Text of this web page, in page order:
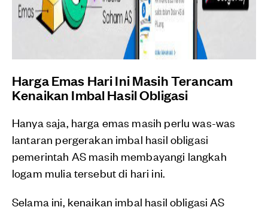
Harga Emas Hari Ini Masih Terancam
Kenaikan Imbal Hasil Obligasi
Hanya saja, harga emas masih perlu was-was
lantaran pergerakan imbal hasil obligasi
pemerintah AS masih membayangi langkah
logam mulia tersebut di hari ini.
Selama ini, kenaikan imbal hasil obligasi AS